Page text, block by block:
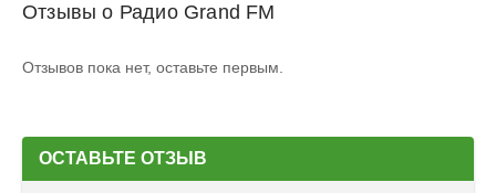
Отзывы о Радио Grand FM
Отзывов пока нет, оставьте первым.
ОСТАВЬТЕ ОТЗЫВ